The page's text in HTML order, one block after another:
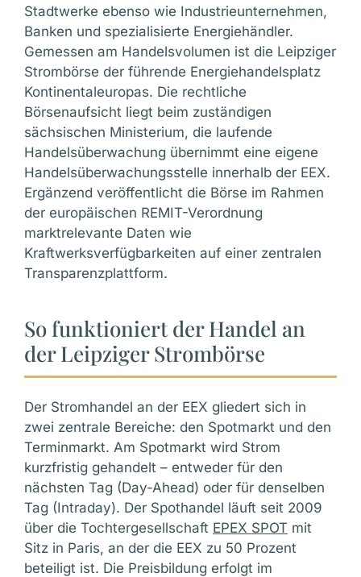
Stadtwerke ebenso wie Industrieunternehmen,
Banken und spezialisierte Energiehändler.
Gemessen am Handelsvolumen ist die Leipziger
Strombörse der führende Energiehandelsplatz
Kontinentaleuropas. Die rechtliche
Börsenaufsicht liegt beim zuständigen
sächsischen Ministerium, die laufende
Handelsüberwachung übernimmt eine eigene
Handelsüberwachungsstelle innerhalb der EEX.
Ergänzend veröffentlicht die Börse im Rahmen
der europäischen REMIT-Verordnung
marktrelevante Daten wie
Kraftwerksverfügbarkeiten auf einer zentralen
Transparenzplattform.
So funktioniert der Handel an
der Leipziger Strombörse
Der Stromhandel an der EEX gliedert sich in
zwei zentrale Bereiche: den Spotmarkt und den
Terminmarkt. Am Spotmarkt wird Strom
kurzfristig gehandelt – entweder für den
nächsten Tag (Day-Ahead) oder für denselben
Tag (Intraday). Der Spothandel läuft seit 2009
über die Tochtergesellschaft EPEX SPOT mit
Sitz in Paris, an der die EEX zu 50 Prozent
beteiligt ist. Die Preisbildung erfolgt im